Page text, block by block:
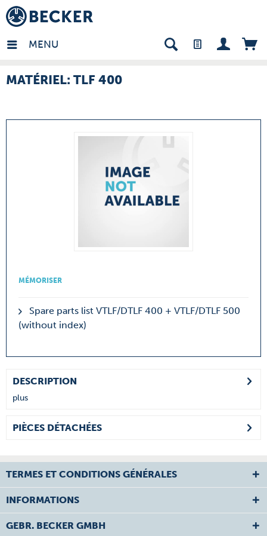
MENU
- FR
MATÉRIEL: TLF 400
MÉMORISER
Spare parts list VTLF/DTLF 400 + VTLF/DTLF 500
(without index)
DESCRIPTION
plus
PIÈCES DÉTACHÉES
TERMES ET CONDITIONS GÉNÉRALES
INFORMATIONS
GEBR. BECKER GMBH